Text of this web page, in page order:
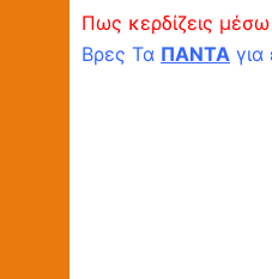
Πως κερδίζεις
Βρες Τα ΠΑΝΤΑ για